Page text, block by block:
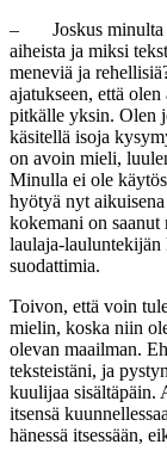
– Joskus minulta
aiheista ja miksi
meneviä ja
ajatukseen, että
pitkälle yksin. Olen
käsitellä isoja
on avoin mieli,
Minulla ei ole
hyötyä nyt
kokemani on saanut
laulaja-
suodattimia.
Toivon, että voin
mielin, koska niin
olevan maailman.
teksteistäni, ja
kuulijaa sisältäpäin.
itsensä
hänessä itsessään,